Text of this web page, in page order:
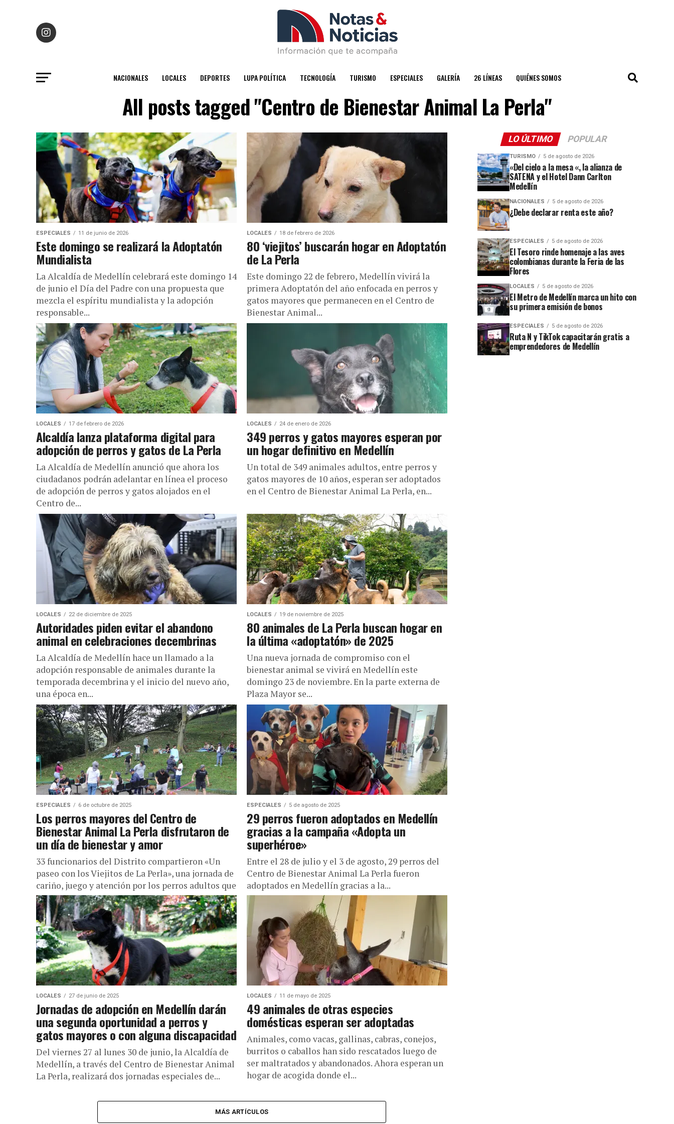
NACIONALES LOCALES DEPORTES LUPA POLÍTICA TECNOLOGÍA TURISMO ESPECIALES GALERÍA 26 LÍNEAS QUIÉNES SOMOS
All posts tagged "Centro de Bienestar Animal La Perla"
ESPECIALES 11 de junio de 2026
Este domingo se realizará la Adoptatón
Mundialista
La Alcaldía de Medellín celebrará este domingo 14
de junio el Día del Padre con una propuesta que
mezcla el espíritu mundialista y la adopción
responsable...
LOCALES 18 de febrero de 2026
80 ‘viejitos’ buscarán hogar en Adoptatón
de La Perla
Este domingo 22 de febrero, Medellín vivirá la
primera Adoptatón del año enfocada en perros y
gatos mayores que permanecen en el Centro de
Bienestar Animal...
LOCALES 17 de febrero de 2026
Alcaldía lanza plataforma digital para
adopción de perros y gatos de La Perla
La Alcaldía de Medellín anunció que ahora los
ciudadanos podrán adelantar en línea el proceso
de adopción de perros y gatos alojados en el
Centro de...
LOCALES 24 de enero de 2026
349 perros y gatos mayores esperan por
un hogar definitivo en Medellín
Un total de 349 animales adultos, entre perros y
gatos mayores de 10 años, esperan ser adoptados
en el Centro de Bienestar Animal La Perla, en...
LOCALES 22 de diciembre de 2025
Autoridades piden evitar el abandono
animal en celebraciones decembrinas
La Alcaldía de Medellín hace un llamado a la
adopción responsable de animales durante la
temporada decembrina y el inicio del nuevo año,
una época en...
LOCALES 19 de noviembre de 2025
80 animales de La Perla buscan hogar en
la última «adoptatón» de 2025
Una nueva jornada de compromiso con el
bienestar animal se vivirá en Medellín este
domingo 23 de noviembre. En la parte externa de
Plaza Mayor se...
ESPECIALES 6 de octubre de 2025
Los perros mayores del Centro de
Bienestar Animal La Perla disfrutaron de
un día de bienestar y amor
33 funcionarios del Distrito compartieron «Un
paseo con los Viejitos de La Perla», una jornada de
cariño, juego y atención por los perros adultos que
esperan...
ESPECIALES 5 de agosto de 2025
29 perros fueron adoptados en Medellín
gracias a la campaña «Adopta un
superhéroe»
Entre el 28 de julio y el 3 de agosto, 29 perros del
Centro de Bienestar Animal La Perla fueron
adoptados en Medellín gracias a la...
LOCALES 27 de junio de 2025
Jornadas de adopción en Medellín darán
una segunda oportunidad a perros y
gatos mayores o con alguna discapacidad
Del viernes 27 al lunes 30 de junio, la Alcaldía de
Medellín, a través del Centro de Bienestar Animal
La Perla, realizará dos jornadas especiales de...
LOCALES 11 de mayo de 2025
49 animales de otras especies
domésticas esperan ser adoptadas
Animales, como vacas, gallinas, cabras, conejos,
burritos o caballos han sido rescatados luego de
ser maltratados y abandonados. Ahora esperan un
hogar de acogida donde el...
MÁS ARTÍCULOS
LO ÚLTIMO POPULAR
TURISMO 5 de agosto de 2026
«Del cielo a la mesa «, la alianza de
SATENA y el Hotel Dann Carlton
Medellín
NACIONALES 5 de agosto de 2026
¿Debe declarar renta este año?
ESPECIALES 5 de agosto de 2026
El Tesoro rinde homenaje a las aves
colombianas durante la Feria de las
Flores
LOCALES 5 de agosto de 2026
El Metro de Medellín marca un hito con
su primera emisión de bonos
ESPECIALES 5 de agosto de 2026
Ruta N y TikTok capacitarán gratis a
emprendedores de Medellín